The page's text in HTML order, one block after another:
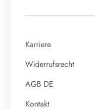
Karriere
Widerrufsrecht
AGB DE
Kontakt